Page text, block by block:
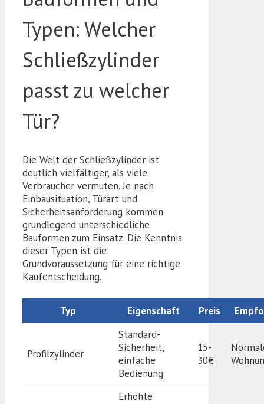
Typen: Welcher
Schließzylinder
passt zu welcher
Tür?
Die Welt der Schließzylinder ist
deutlich vielfältiger, als viele
Verbraucher vermuten. Je nach
Einbausituation, Türart und
Sicherheitsanforderung kommen
grundlegend unterschiedliche
Bauformen zum Einsatz. Die Kenntnis
dieser Typen ist die
Grundvoraussetzung für eine richtige
Kaufentscheidung.
Typ Eigenschaft Preis
Profilzylinder
Standard-
Sicherheit,
einfache
Bedienung
15-
30€
Erhöhte